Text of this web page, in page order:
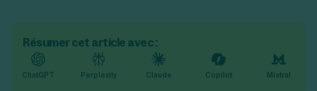
Résumer cet article avec :
ChatGPT Perplexity Claude Copilot Mistral